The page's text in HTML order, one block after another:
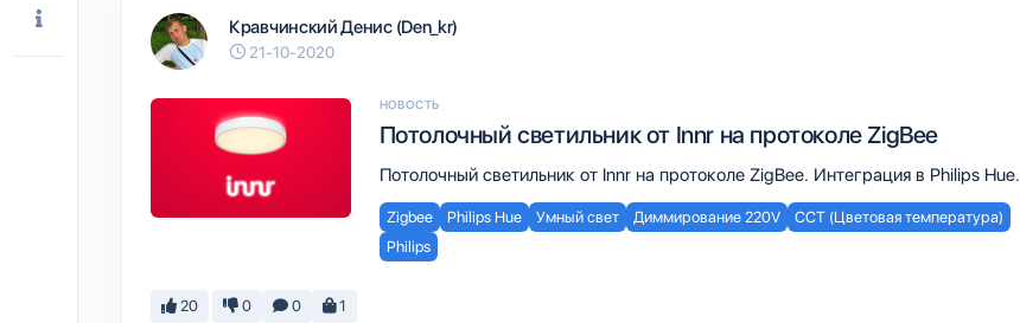
Кравчинский Денис (Den_kr)
21-10-2020
НОВОСТЬ
Потолочный светильник от Innr на протоколе ZigBee
Потолочный светильник от Innr на протоколе ZigBee. Интеграция в Philips Hue.
Zigbee Philips Hue Умный свет Диммирование 220V
CCT (Цветовая температура)
Philips
20 0 0 1